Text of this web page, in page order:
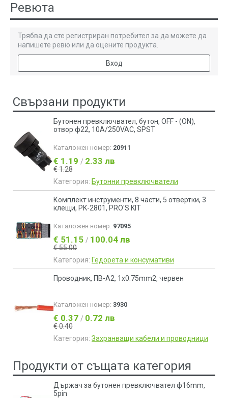
Ревюта
Трябва да сте регистриран потребител за да можете да
напишете ревю или да оцените продукта.
Вход
Свързани продукти
Бутонен превключвател, бутон, OFF - (ON),
отвор ф22, 10A/250VAC, SPST
Каталожен номер: 20911
€ 1.19 / 2.33 лв
€ 1.28
Категория: Бутонни превключватели
Комплект инструменти, 8 части, 5 отвертки, 3
клещи, PK-2801, PRO'S KIT
Каталожен номер: 97095
€ 51.15 / 100.04 лв
€ 55.00
Категория: Гедорета и консумативи
Проводник, ПВ-А2, 1x0.75mm2, червен
Каталожен номер: 3930
€ 0.37 / 0.72 лв
€ 0.40
Категория: Захранващи кабели и проводници
Продукти от същата категория
Държач за бутонен превключвател ф16mm,
5pin